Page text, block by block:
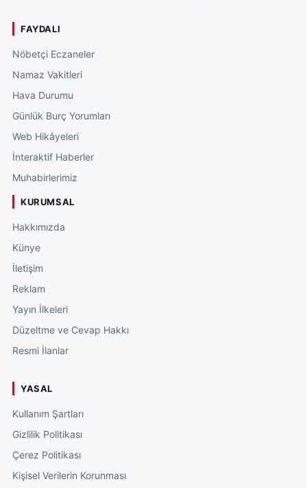
FAYDALI
Nöbetçi Eczaneler
Namaz Vakitleri
Hava Durumu
Günlük Burç Yorumları
Web Hikâyeleri
İnteraktif Haberler
Muhabirlerimiz
KURUMSAL
Hakkımızda
Künye
İletişim
Reklam
Yayın İlkeleri
Düzeltme ve Cevap Hakkı
Resmi İlanlar
YASAL
Kullanım Şartları
Gizlilik Politikası
Çerez Politikası
Kişisel Verilerin Korunması